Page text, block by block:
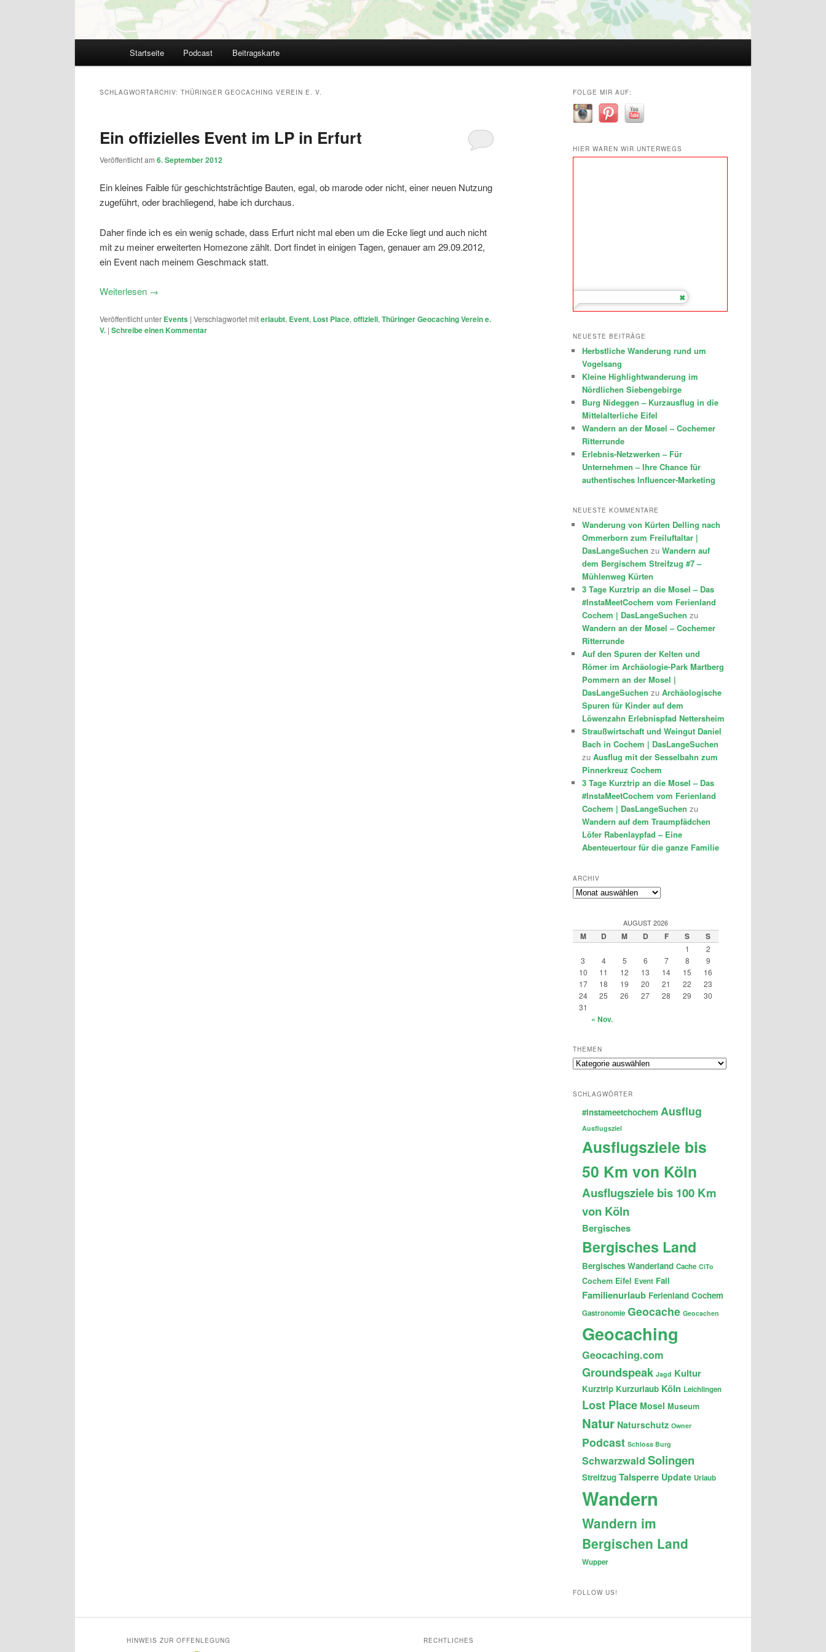
Startseite Podcast Beitragskarte
SCHLAGWORTARCHIV: THÜRINGER GEOCACHING VEREIN E. V.
Ein offizielles Event im LP in Erfurt
Veröffentlicht am 6. September 2012
Ein kleines Faible für geschichtsträchtige Bauten, egal, ob marode oder nicht, einer neuen Nutzung
zugeführt, oder brachliegend, habe ich durchaus.
Daher finde ich es ein wenig schade, dass Erfurt nicht mal eben um die Ecke liegt und auch nicht
mit zu meiner erweiterten Homezone zählt. Dort findet in einigen Tagen, genauer am 29.09.2012,
ein Event nach meinem Geschmack statt.
Weiterlesen →
Veröffentlicht unter Events | Verschlagwortet miterlaubt, Event, Lost Place, offiziell, Thüringer Geocaching Verein e.
V. | Schreibe einen Kommentar
FOLGE MIR AUF:
HIER WAREN WIR UNTERWEGS
NEUESTE BEITRÄGE
Herbstliche Wanderung rund um
Vogelsang
Kleine Highlightwanderung im
Nördlichen Siebengebirge
Burg Nideggen – Kurzausflug in die
Mittelalterliche Eifel
Wandern an der Mosel – Cochemer
Ritterrunde
Erlebnis-Netzwerken – Für
Unternehmen – Ihre Chance für
authentisches Influencer-Marketing
NEUESTE KOMMENTARE
Wanderung von Kürten Delling nach
Ommerborn zum Freiluftaltar |
DasLangeSuchen zu Wandern auf
dem Bergischem Streifzug #7 –
Mühlenweg Kürten
3 Tage Kurztrip an die Mosel – Das
#InstaMeetCochem vom Ferienland
Cochem | DasLangeSuchen zu
Wandern an der Mosel – Cochemer
Ritterrunde
Auf den Spuren der Kelten und
Römer im Archäologie-Park Martberg
Pommern an der Mosel |
DasLangeSuchen zu Archäologische
Spuren für Kinder auf dem
Löwenzahn Erlebnispfad Nettersheim
Straußwirtschaft und Weingut Daniel
Bach in Cochem | DasLangeSuchen
zu Ausflug mit der Sesselbahn zum
Pinnerkreuz Cochem
3 Tage Kurztrip an die Mosel – Das
#InstaMeetCochem vom Ferienland
Cochem | DasLangeSuchen zu
Wandern auf dem Traumpfädchen
Löfer Rabenlaypfad – Eine
Abenteuertour für die ganze Familie
ARCHIV
Archiv
AUGUST 2026
M D M D F S S
1
2
3
4 5 6 7 8
9
10
11 12 13 14 15
16
17
18 19 20 21 22
23
24
25 26 27 28 29
30
31
« Nov.
THEMEN
Themen
SCHLAGWÖRTER
#instameetchochem Ausflug
Ausflugsziel
Ausflugsziele bis
50 Km von Köln
Ausflugsziele bis 100 Km
von Köln
Bergisches
Bergisches Land
Bergisches Wanderland Cache CiTo
Cochem Eifel Event Fail
Familienurlaub Ferienland Cochem
Gastronomie Geocache Geocachen
Geocaching
Geocaching.com
Groundspeak Jagd Kultur
Kurztrip Kurzurlaub Köln Leichlingen
Lost Place Mosel Museum
Natur Naturschutz Owner
Podcast Schloss Burg
Schwarzwald Solingen
Streifzug Talsperre Update Urlaub
Wandern
Wandern im
Bergischen Land
Wupper
FOLLOW US!
HINWEIS ZUR OFFENLEGUNG RECHTLICHES